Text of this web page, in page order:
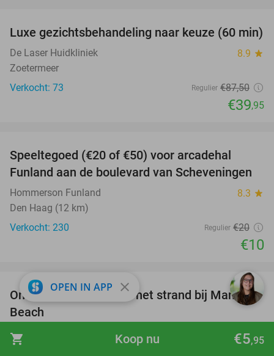
shopping_cart €5,95
Koop nu
54%
Luxe gezichtsbehandeling naar keuze (60 min)
De Laser Huidkliniek 8.9 star
Zoetermeer
Verkocht: 73
Regulier €87,50
€39,95
Speeltegoed (€20 of €50) voor arcadehal
Funland aan de boulevard van Scheveningen
Hommerson Funland 8.3 star
Den Haag (12 km)
Verkocht: 230
Regulier €20
€10
50%
Ontbijt naar keuze aan het strand bij Manta
Beach
Manta Beach 9.6
Scheveningen (12 km)
OPEN IN APP close